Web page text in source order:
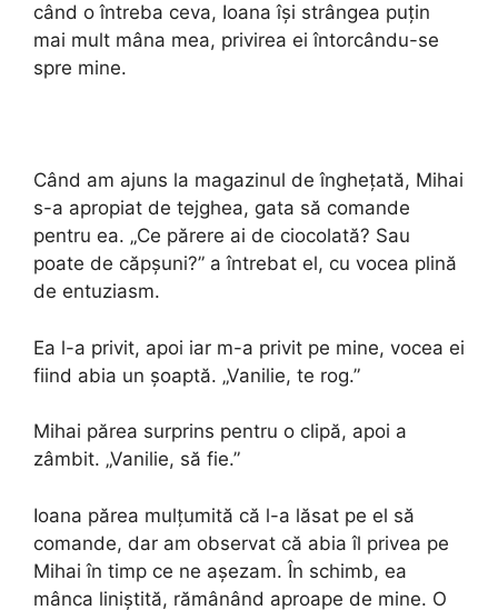
când o întreba ceva, Ioana își strângea puțin
mai mult mâna mea, privirea ei întorcându-se
spre mine.
Când am ajuns la magazinul de înghețată, Mihai
s-a apropiat de tejghea, gata să comande
pentru ea. „Ce părere ai de ciocolată? Sau
poate de căpșuni?” a întrebat el, cu vocea plină
de entuziasm.
Ea l-a privit, apoi iar m-a privit pe mine, vocea ei
fiind abia un șoaptă. „Vanilie, te rog.”
Mihai părea surprins pentru o clipă, apoi a
zâmbit. „Vanilie, să fie.”
Ioana părea mulțumită că l-a lăsat pe el să
comande, dar am observat că abia îl privea pe
Mihai în timp ce ne așezam. În schimb, ea
mânca liniștită, rămânând aproape de mine. O